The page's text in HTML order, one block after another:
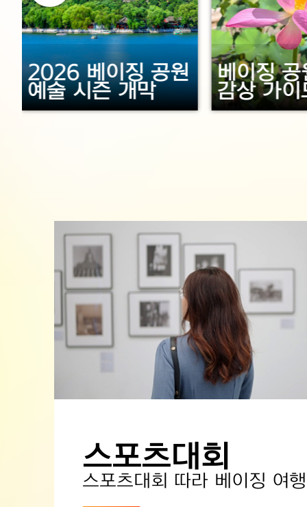
2026 베이징 공원
예술 시즌 개막
베이징 공
감상 가이
스포츠대회
스포츠대회 따라 베이징 여행